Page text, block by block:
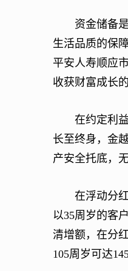
资金储备是
生活品质的保
平安人寿顺应
收获财富成长的
在约定利益
长至终身，金
产安全托底，
在浮动分红
以35周岁的客
清增额，在分
105周岁可达